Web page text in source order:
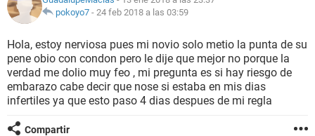
NUTRICIÓN
BIENESTAR
SEXUALIDAD
GLOSARIO
pokoyo7 - 24 feb 2018 a las 03:59
Hola, estoy nerviosa pues mi novio solo metio la punta de su
pene obio con condon pero le dije que mejor no porque la
verdad me dolio muy feo , mi pregunta es si hay riesgo de
embarazo cabe decir que nose si estaba en mis dias
infertiles ya que esto paso 4 dias despues de mi regla
Compartir